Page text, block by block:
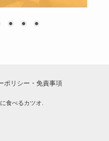
ポリシー・免責事項
食べるカツオ.